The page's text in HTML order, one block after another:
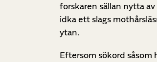
forskaren sällan nytta
idka ett slags
ytan.
Eftersom sökord såsom